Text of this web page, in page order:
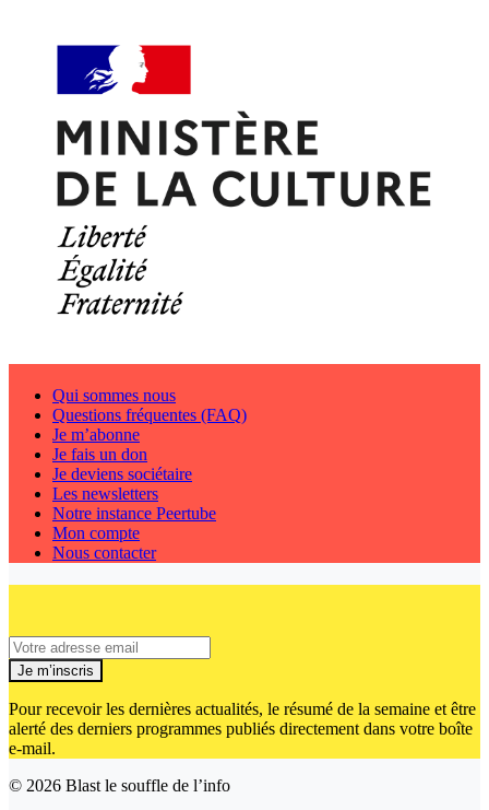
Qui sommes nous
Questions fréquentes (FAQ)
Je m’abonne
Je fais un don
Je deviens sociétaire
Les newsletters
Notre instance Peertube
Mon compte
Nous contacter
Je m’inscris
Pour recevoir les dernières actualités, le résumé de la semaine et être
alerté des derniers programmes publiés directement dans votre boîte
e-mail.
© 2026 Blast le souffle de l’info